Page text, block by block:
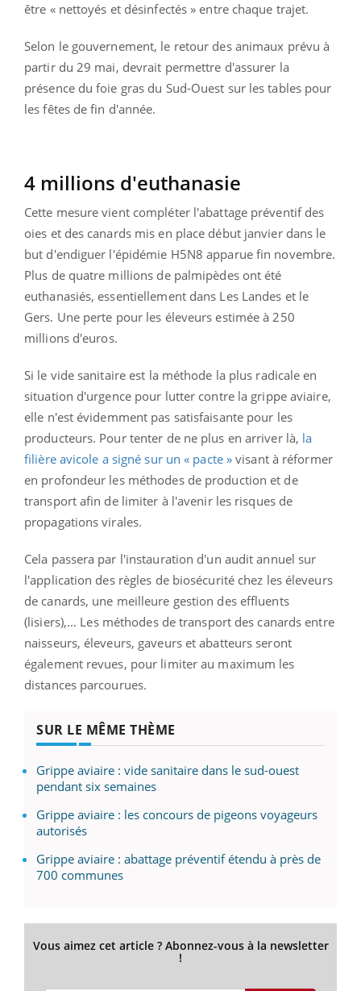
être « nettoyés et désinfectés » entre chaque trajet.
Selon le gouvernement, le retour des animaux prévu à
partir du 29 mai, devrait permettre d'assurer la
présence du foie gras du Sud-Ouest sur les tables pour
les fêtes de fin d'année.
4 millions d'euthanasie
Cette mesure vient compléter l'abattage préventif des
oies et des canards mis en place début janvier dans le
but d'endiguer l'épidémie H5N8 apparue fin novembre.
Plus de quatre millions de palmipèdes ont été
euthanasiés, essentiellement dans Les Landes et le
Gers. Une perte pour les éleveurs estimée à 250
millions d'euros.
Si le vide sanitaire est la méthode la plus radicale en
situation d'urgence pour lutter contre la grippe aviaire,
elle n'est évidemment pas satisfaisante pour les
producteurs. Pour tenter de ne plus en arriver là, la
filière avicole a signé sur un « pacte » visant à réformer
en profondeur les méthodes de production et de
transport afin de limiter à l'avenir les risques de
propagations virales.
Cela passera par l'instauration d'un audit annuel sur
l'application des règles de biosécurité chez les éleveurs
de canards, une meilleure gestion des effluents
(lisiers),... Les méthodes de transport des canards entre
naisseurs, éleveurs, gaveurs et abatteurs seront
également revues, pour limiter au maximum les
distances parcourues.
SUR LE MÊME THÈME
Grippe aviaire : vide sanitaire dans le sud-ouest
pendant six semaines
Grippe aviaire : les concours de pigeons voyageurs
autorisés
Grippe aviaire : abattage préventif étendu à près de
700 communes
Vous aimez cet article ? Abonnez-vous à la newsletter
!